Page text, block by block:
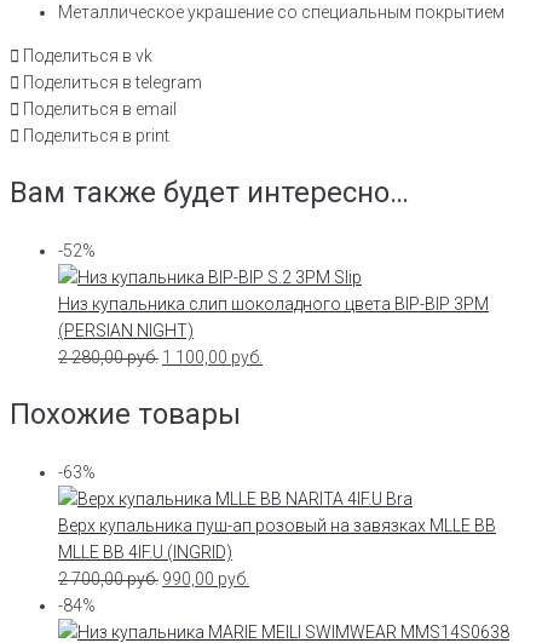
Металлическое украшение со специальным покрытием
Поделиться в vk
Поделиться в telegram
Поделиться в email
Поделиться в print
Вам также будет интересно…
-52%
Низ купальника слип шоколадного цвета BIP-BIP 3PM
(PERSIAN NIGHT)
2 280,00руб. 1 100,00 руб.
Похожие товары
-63%
Верх купальника пуш-ап розовый на завязках MLLE BB
MLLE BB 4IF.U (INGRID)
2 700,00руб. 990,00 руб.
-84%